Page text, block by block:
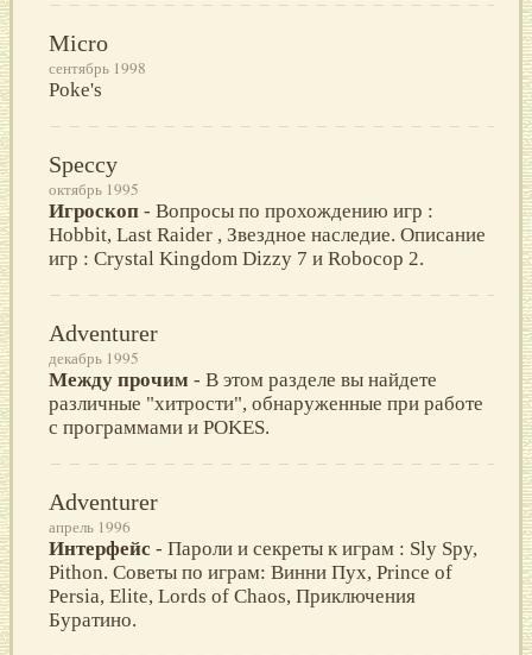
Micro
сентябрь 1998
Poke's
Speccy
октябрь 1995
Игроскоп - Вопросы по прохождению игр :
Hobbit, Last Raider , Звездное наследие. Описание
игр : Crystal Kingdom Dizzy 7 и Robocop 2.
Adventurer
декабрь 1995
Между прочим - В этом разделе вы найдете
различные "хитрости", обнаруженные при работе
с программами и POKES.
Adventurer
апрель 1996
Интерфейс - Пароли и секреты к играм : Sly Spy,
Pithon. Советы по играм: Винни Пух, Prince of
Persia, Elite, Lords of Chaos, Приключения
Буратино.